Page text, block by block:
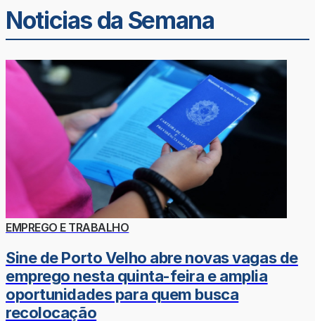
Noticias da Semana
EMPREGO E TRABALHO
Sine de Porto Velho abre novas vagas de
emprego nesta quinta-feira e amplia
oportunidades para quem busca
recolocação